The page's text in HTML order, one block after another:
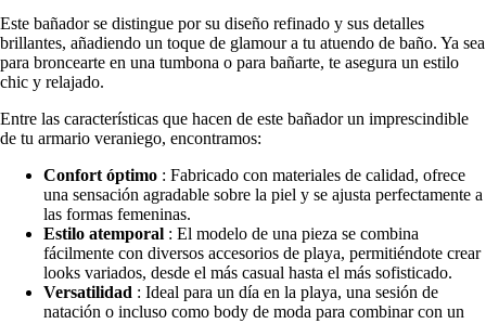
Este bañador se distingue por su diseño refinado y sus detalles
brillantes, añadiendo un toque de glamour a tu atuendo de baño. Ya sea
para broncearte en una tumbona o para bañarte, te asegura un estilo
chic y relajado.
Entre las características que hacen de este bañador un imprescindible
de tu armario veraniego, encontramos:
Confort óptimo : Fabricado con materiales de calidad, ofrece
una sensación agradable sobre la piel y se ajusta perfectamente a
las formas femeninas.
Estilo atemporal : El modelo de una pieza se combina
fácilmente con diversos accesorios de playa, permitiéndote crear
looks variados, desde el más casual hasta el más sofisticado.
Versatilidad : Ideal para un día en la playa, una sesión de
natación o incluso como body de moda para combinar con un